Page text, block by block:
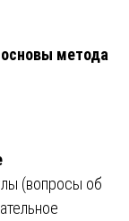
метода
(вопросы об